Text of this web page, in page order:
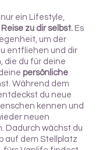
ein Lifestyle,
zu dir selbst. Es
um der
entfliehen und dir
die du für deine
persönliche
Während dem
du neue
kennen und
neuen
Dadurch wächst du
auf dem Stellplatz